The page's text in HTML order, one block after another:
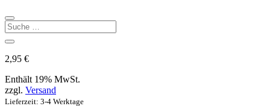
2,95 €
Enthält 19% MwSt.
zzgl. Versand
Lieferzeit: 3-4 Werktage